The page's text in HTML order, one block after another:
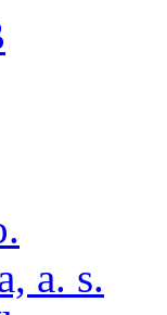
a. s.